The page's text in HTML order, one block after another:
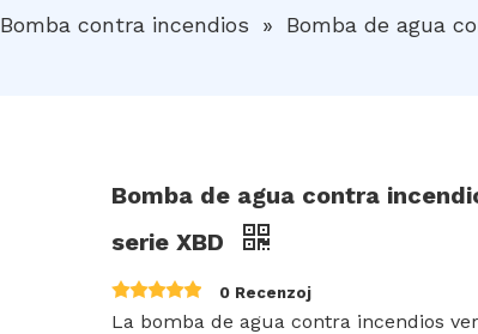
Bomba contra incendios »
Bomba de agua
Bomba de agua contra
serie XBD
0 Recenzoj
La bomba de agua contra incendios